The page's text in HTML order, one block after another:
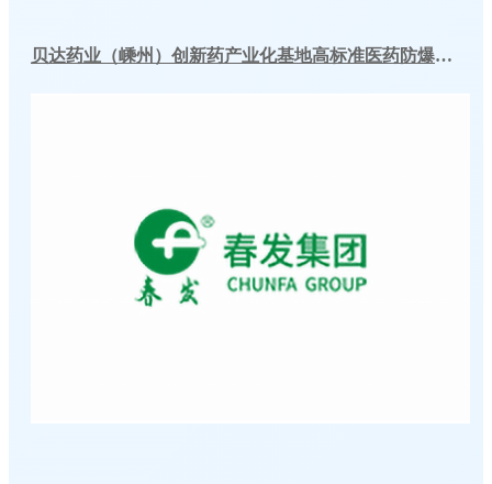
贝达药业（嵊州）创新药产业化基地高标准医药防爆冷库建造工程案例